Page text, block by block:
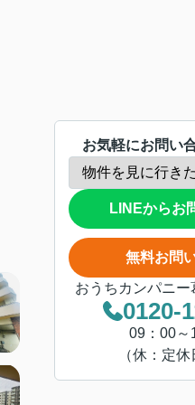
お気軽にお問い
LINEからお
無料お問
おうちカンパニ
0120-
09：00～
（休：定休